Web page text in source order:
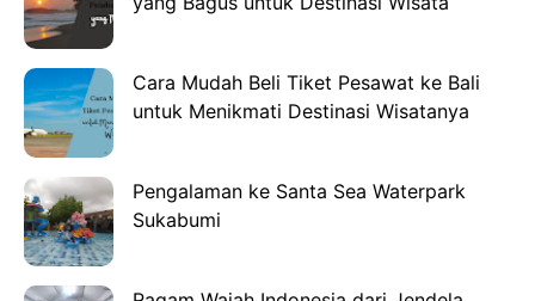
Cara Mudah Beli Tiket Pesawat ke Bali
untuk Menikmati Destinasi Wisatanya
Pengalaman ke Santa Sea Waterpark
Sukabumi